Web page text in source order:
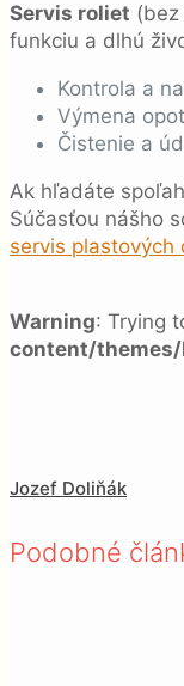
Servis roliet
funkciu a dlhú
Kontrola a
Výmena
Čistenie a
Ak hľadáte
Súčasťou nášho
servis plastových
Warning: Trying
content/
Jozef Doliňák
Podobné